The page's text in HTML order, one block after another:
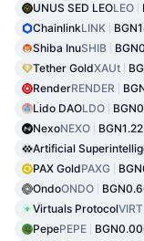
UNUS SED LEOLEO
ChainlinkLINK
Shiba InuSHIB
Tether GoldXAUt
RenderRENDER
Lido DAOLDO
NexoNEXO BGN1.22
Artificial
PAX GoldPAXG
OndoONDO
Virtuals Protocol
PepePEPE